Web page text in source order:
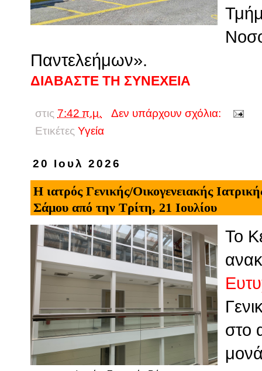
Παντελεήμων».
ΔΙΑΒΑΣΤΕ ΤΗ ΣΥΝΕΧΕΙΑ
στις 7:42 π.μ.
Δεν υπάρχουν σχόλια:
Ετικέτες Υγεία
20 Ιουλ 2026
Η ιατρός Γενικής/Οικογενειακής
Σάμου από την Τρίτη, 21 Ιουλίου
Το
στο